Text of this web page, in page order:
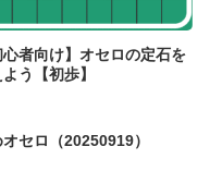
心者向け】オセロの定石を
う【初歩】
セロ（20250919）